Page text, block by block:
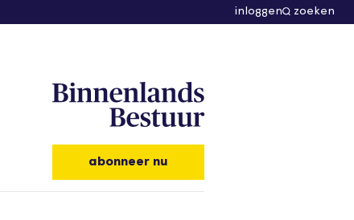
inloggen zoeken
abonneer nu